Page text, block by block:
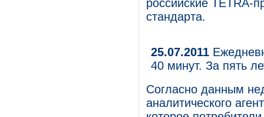
российские TETRA-
стандарта.
25.07.2011
40 минут. За пять
Согласно данным
аналитического